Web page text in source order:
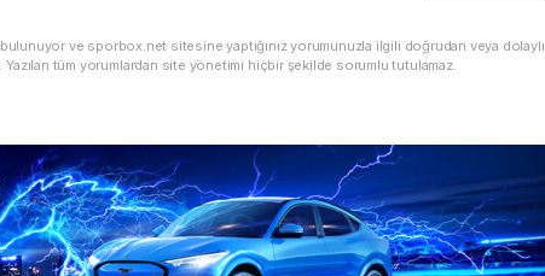
bulunuyor ve sporbox.net sitesine yaptığınız yorumunuzla ilgili doğrudan veya dolaylı
tüm yorumlardan site yönetimi hiçbir şekilde sorumlu tutulamaz.